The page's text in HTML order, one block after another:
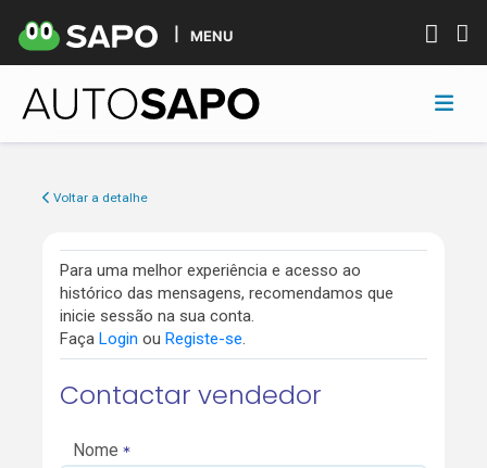
MENU
Voltar a detalhe
Para uma melhor experiência e acesso ao
histórico das mensagens, recomendamos que
inicie sessão na sua conta.
Faça Login ou Registe-se.
Contactar vendedor
Nome